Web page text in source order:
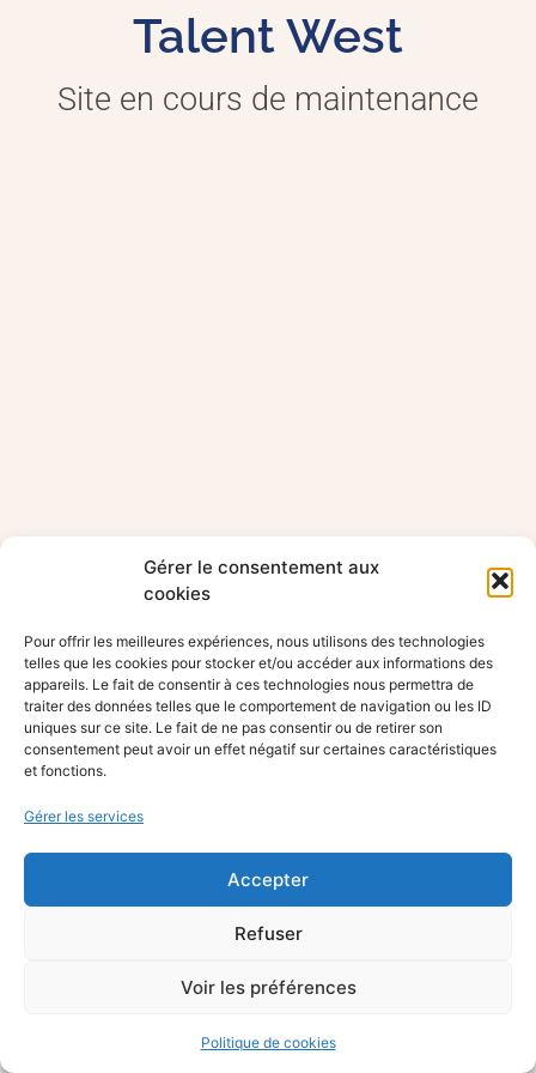
Gérer le consentement aux
cookies
Pour offrir les meilleures expériences, nous utilisons des technologies
telles que les cookies pour stocker et/ou accéder aux informations des
appareils. Le fait de consentir à ces technologies nous permettra de
traiter des données telles que le comportement de navigation ou les ID
uniques sur ce site. Le fait de ne pas consentir ou de retirer son
consentement peut avoir un effet négatif sur certaines caractéristiques
et fonctions.
Gérer les services
Accepter
Refuser
Voir les préférences
Politique de cookies
Talent West
Site en cours de maintenance